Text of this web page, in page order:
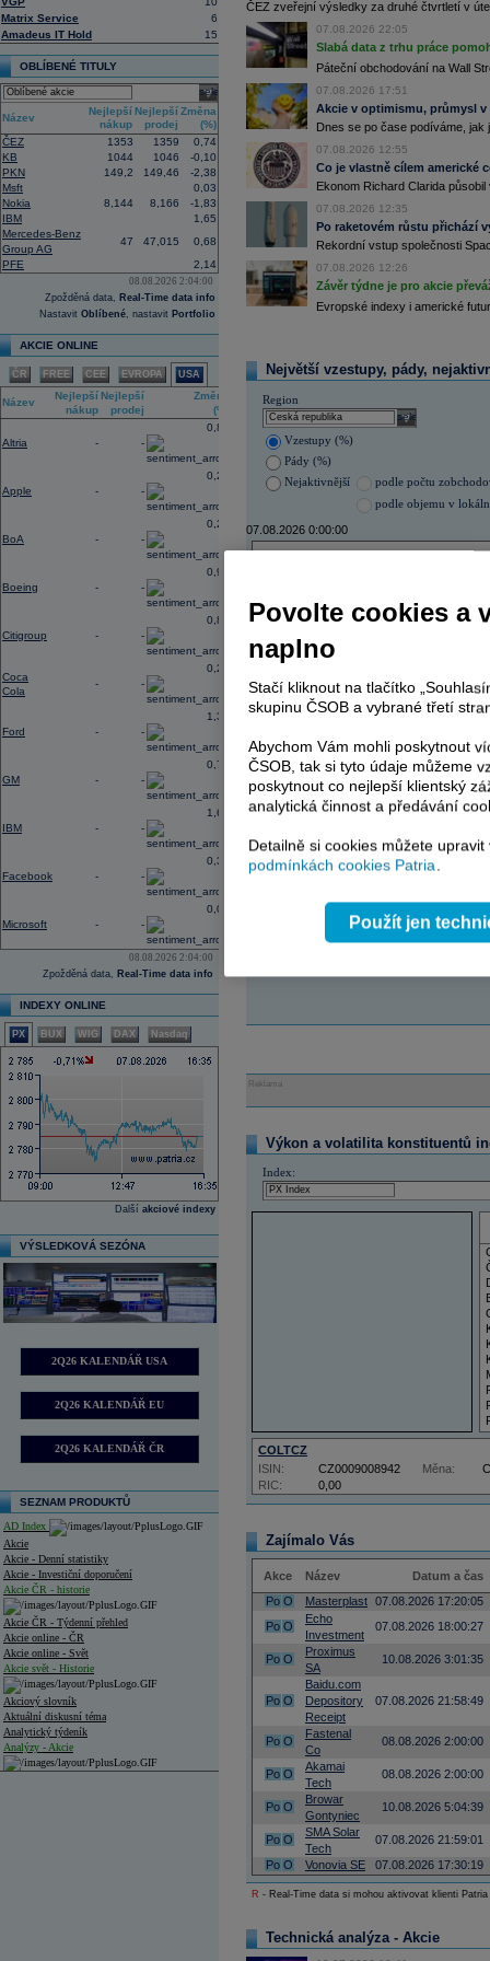
Matrix Service
6
Amadeus IT Hold
15
OBLÍBENÉ TITULY
select
Název
Nejlepší
nákup
Nejlepší
prodej
Změna
(%)
ČEZ
1353 1359
0,74
KB
1044 1046
-0,10
PKN
149,2 149,46
-2,38
Msft
0,03
Nokia
8,144 8,166
-1,83
IBM
1,65
Mercedes-Benz
Group AG
47 47,015
0,68
PFE
2,14
08.08.2026 2:04:00
Zpožděná data, Real-Time data info
Nastavit Oblíbené, nastavit Portfolio
AKCIE ONLINE
ČR FREE CEE EVROPA USA
Název
Nejlepší
nákup
Nejlepší
prodej
Změna
(%)
Altria - -
0,89
Apple - -
0,29
BoA - -
0,27
Boeing - -
0,96
Citigroup - -
0,88
Coca
Cola
- -
0,23
Ford - -
1,38
GM - -
0,74
IBM - -
1,65
Facebook - -
0,37
Microsoft - -
0,03
08.08.2026 2:04:00
Zpožděná data, Real-Time data info
INDEXY ONLINE
PX BUX WIG DAX Nasdaq
Další akciové indexy
VÝSLEDKOVÁ SEZÓNA
2Q26 KALENDÁŘ USA
2Q26 KALENDÁŘ EU
2Q26 KALENDÁŘ ČR
SEZNAM PRODUKTŮ
AD Index
Akcie
Akcie - Denní statistiky
Akcie - Investiční doporučení
Akcie ČR - historie
Akcie ČR - Týdenní přehled
Akcie online - ČR
Akcie online - Svět
Akcie svět - Historie
Akciový slovník
Aktuální diskusní téma
Analytický týdeník
Analýzy - Akcie
vzrostly nejvíce od třetího čtvrtletí
energetických firem. S odkazem na
uvedla agentura Reuters. Dobré
oceli a chemického průmyslu (ČTK)
15:05 Block - Bernste ...
14:49 Airbnb -JP Mor......
Morgan
13:59 DHL - Bernstein ...
13:44 BAE Systems - M...
Jedna z největších světových
procent v novém provozovateli
Nový společný podnik založí s
Bestsport O2 arenu a O2
investiční společnost, PPF dosud
12:09 Akciové podílové fondy za prvních
procenta, smíšené fondy 4,4
akciové fondy podle indexu přinesly
procenta a dluhopisové fondy 2,5
procent v novém provozovateli
Nový společný podnik založí s
investiční společnost, PPF dosud
11:16 Porsche SE, která je hlavním
se v pololetí propadla do čisté ztráty
Zároveň automobilku
konkurenceschopnosti (ČTK)
ČEZ zveřejní výsledky za druhé čtvrtletí v
07.08.2026 22:05
Slabá data z trhu práce
Páteční obchodování na Wall
07.08.2026 17:51
Akcie v optimismu, průmysl
Dnes se po čase podíváme,
07.08.2026 12:55
Co je vlastně cílem americké
Ekonom Richard Clarida
07.08.2026 12:35
Po raketovém růstu přichází
Rekordní vstup společnosti
07.08.2026 12:26
Závěr týdne je pro akcie
Evropské indexy i americké
Největší vzestupy, pády,
Region
select
Vzestupy (%)
Pády (%)
Nejaktivnější
podle počtu
podle objemu v
07.08.2026 0:00:00
ČEZ
TMR
TOMA
PHILIP MORRIS ČR
PHILIP MORRIS ČR
AD index - vývoj
Region Odeslat
Reklama
Výkon a volatilita konstituentů
Index:
COLTCZ
RIC: 0,00
ISIN: CZ0009008942 Měna:
Zajímalo Vás
Akce Název
Datum a čas
Po O Masterplast 07.08.2026 17:20:05
Po O
Echo
Investment
07.08.2026 18:00:27
Po O
Proximus
SA
10.08.2026 3:01:35
Po O
Baidu.com
Depository
Receipt
07.08.2026 21:58:49
Po O
Fastenal
Co
08.08.2026 2:00:00
Po O
Akamai
Tech
08.08.2026 2:00:00
Po O
Browar
Gontyniec
10.08.2026 5:04:39
Po O
SMA Solar
Tech
07.08.2026 21:59:01
Po O Vonovia SE 07.08.2026 17:30:19
R - Real-Time data si mohou aktivovat klienti
Technická analýza - Akcie
Povolte cookies a
naplno
Stačí kliknout na tlačítko
skupinu ČSOB a vybrané třetí
Abychom Vám mohli poskytnout
ČSOB, tak si tyto údaje můžeme
poskytnout co nejlepší klientský
analytická činnost a předávání
Detailně si cookies můžete
podmínkách cookies Patria.
Použít jen